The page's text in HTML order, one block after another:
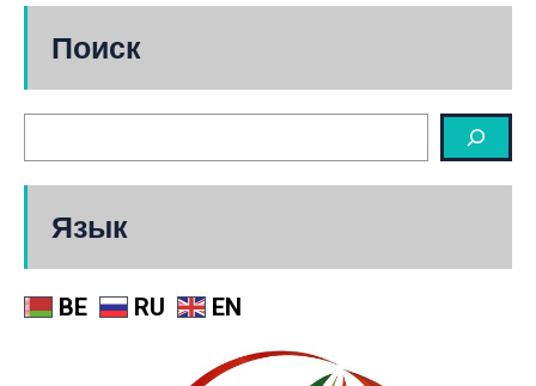
Поиск
Язык
BE RU EN